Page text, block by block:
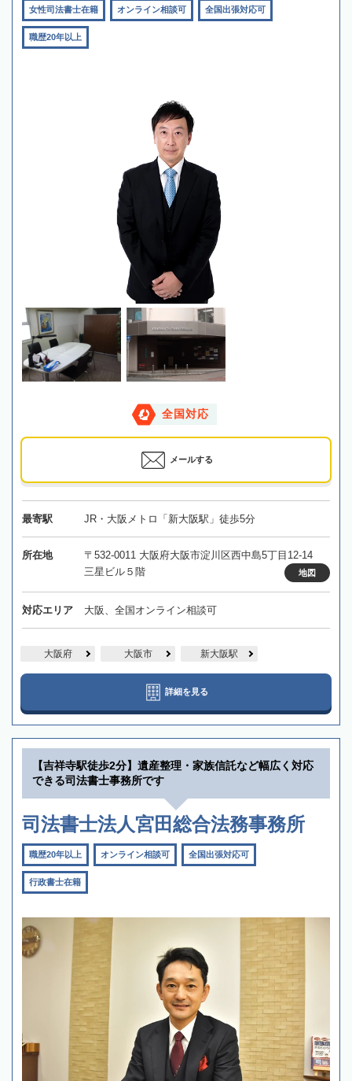
女性司法書士在籍 オンライン相談可 全国出張対応可
職歴20年以上
全国対応
メールする
最寄駅 JR・大阪メトロ「新大阪駅」徒歩5分
所在地
〒532-0011 大阪府大阪市淀川区西中島5丁目12-14
三星ビル５階
地図
対応エリア 大阪、全国オンライン相談可
大阪府 大阪市 新大阪駅
詳細を見る
【吉祥寺駅徒歩2分】遺産整理・家族信託など幅広く対応
できる司法書士事務所です
司法書士法人宮田総合法務事務所
職歴20年以上 オンライン相談可 全国出張対応可
行政書士在籍